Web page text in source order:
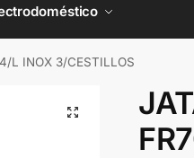
L INOX 3/CESTILLOS